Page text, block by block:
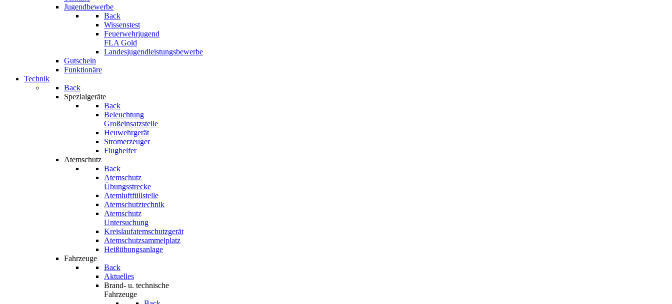
Jugendbewerbe
Back
Wissenstest
Feuerwehrjugend
FLA Gold
Landesjugendleistungsbewerbe
Gutschein
Funktionäre
Technik
Back
Spezialgeräte
Back
Beleuchtung
Großeinsatzstelle
Heuwehrgerät
Stromerzeuger
Flughelfer
Atemschutz
Back
Atemschutz
Übungsstrecke
Atemluftfüllstelle
Atemschutztechnik
Atemschutz
Untersuchung
Kreislaufatemschutzgerät
Atemschutzsammelplatz
Heißübungsanlage
Fahrzeuge
Back
Aktuelles
Brand- u. technische
Fahrzeuge